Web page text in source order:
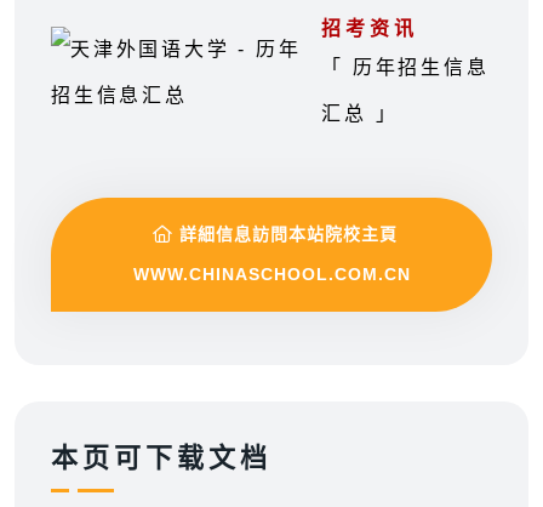
招考资讯
「 历年招生信息
汇总 」
詳細信息訪問本站院校主頁
WWW.CHINASCHOOL.COM.CN
本页可下载文档